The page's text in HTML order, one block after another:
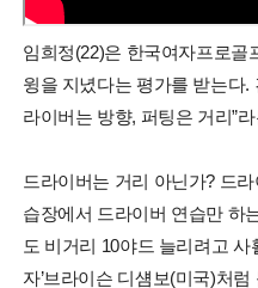
임희정(22)은 한국여자프로골
윙을 지녔다는 평가를 받는다.
라이버는 방향, 퍼팅은 거리”
드라이버는 거리 아닌가? 드
습장에서 드라이버 연습만 하
도 비거리 10야드 늘리려고 사
자’브라이슨 디섐보(미국)처